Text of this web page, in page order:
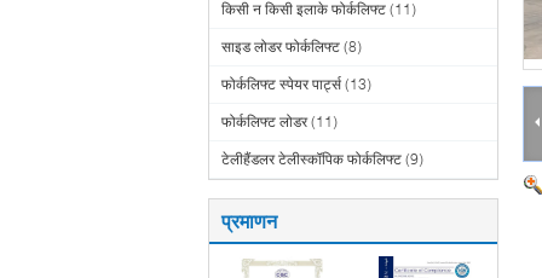
किसी न किसी इलाके फोर्कलिफ्ट (11)
साइड लोडर फोर्कलिफ्ट (8)
फोर्कलिफ्ट स्पेयर पार्ट्स (13)
फोर्कलिफ्ट लोडर (11)
टेलीहैंडलर टेलीस्कॉपिक फोर्कलिफ्ट (9)
प्रमाणन